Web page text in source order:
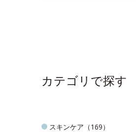
カテゴリで探す
スキンケア（169）